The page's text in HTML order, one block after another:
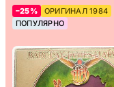
–25%
ОРИГИНАЛ 1984
ПОПУЛЯРНО